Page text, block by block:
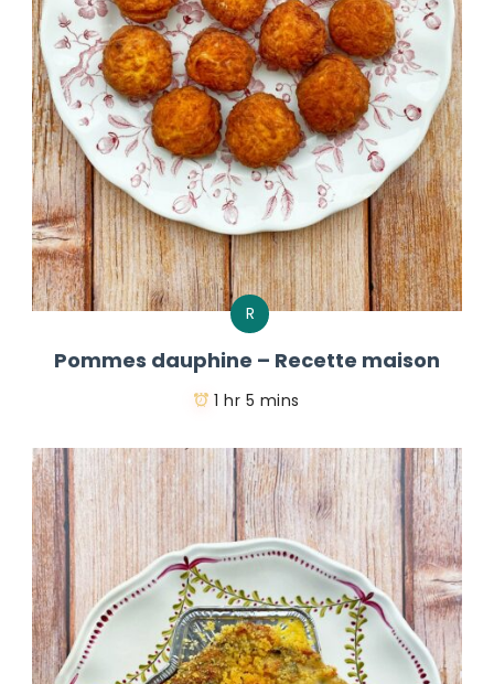
R
Pommes dauphine – Recette maison
1 hr 5 mins